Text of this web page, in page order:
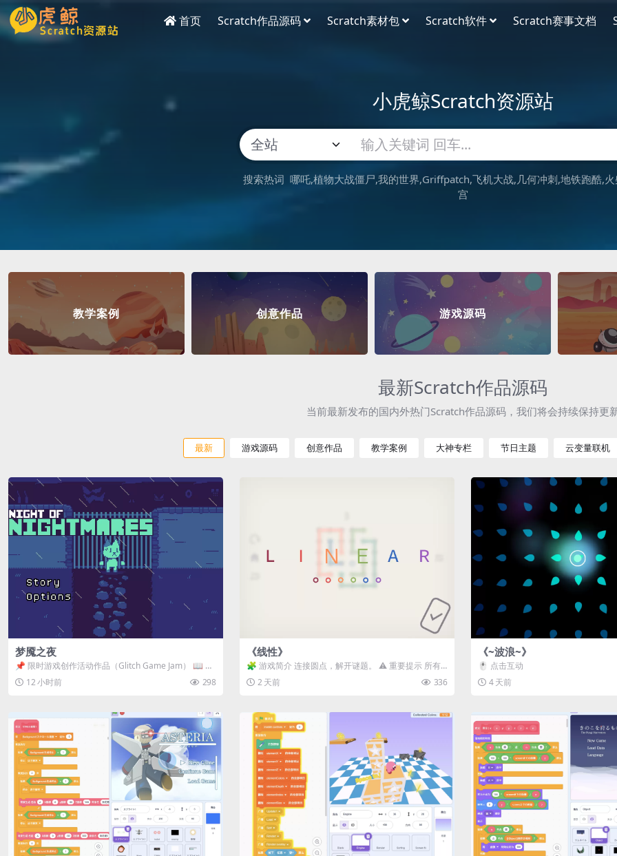
首页 Scratch作品源码 Scratch素材包 Scratch软件 Scratch赛事文档
小虎鲸Scratch资源站
搜索热词 哪吒 植物大战僵尸 我的世界 Griffpatch 飞机大战 几何冲刺 地铁跑酷
宫
教学案例 创意作品 游戏源码
最新Scratch作品源码
当前最新发布的国内外热门Scratch作品源码，我们将会持续保持更
最新 游戏源码 创意作品 教学案例 大神专栏 节日主题 云变量联机
梦魇之夜
📌 限时游戏创作活动作品（Glitch Game Jam） 📖 故
事背景 怪物四...
12 小时前 298
《线性》
🧩 游戏简介 连接圆点，解开谜题。 ⚠️ 重要提示 所有
关卡均可通关，请确保使用...
2 天前 336
《~波浪~》
🖱️ 点击互动
4 天前